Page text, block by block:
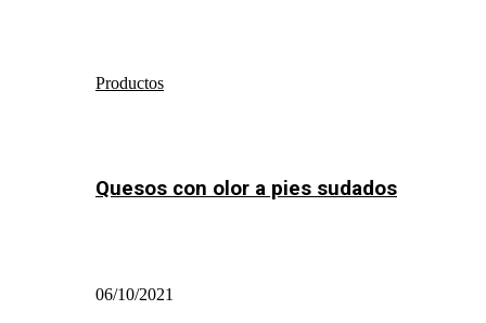
Productos
Quesos con olor a pies sudados
06/10/2021